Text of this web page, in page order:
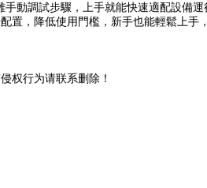
動調試步驟，上手就能快速適配設備
，降低使用門檻，新手也能輕鬆上手
权行为请联系删除！